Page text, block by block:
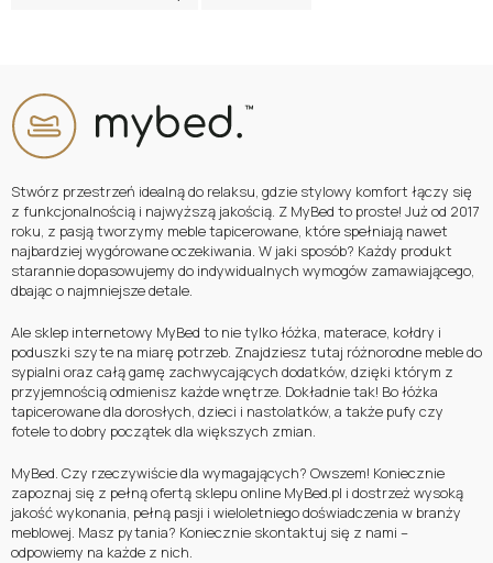
Stwórz przestrzeń idealną do relaksu, gdzie stylowy komfort łączy się
z funkcjonalnością i najwyższą jakością. Z MyBed to proste! Już od 2017
roku, z pasją tworzymy meble tapicerowane, które spełniają nawet
najbardziej wygórowane oczekiwania. W jaki sposób? Każdy produkt
starannie dopasowujemy do indywidualnych wymogów zamawiającego,
dbając o najmniejsze detale.
Ale sklep internetowy MyBed to nie tylko łóżka, materace, kołdry i
poduszki szyte na miarę potrzeb. Znajdziesz tutaj różnorodne meble do
sypialni oraz całą gamę zachwycających dodatków, dzięki którym z
przyjemnością odmienisz każde wnętrze. Dokładnie tak! Bo łóżka
tapicerowane dla dorosłych, dzieci i nastolatków, a także pufy czy
fotele to dobry początek dla większych zmian.
MyBed. Czy rzeczywiście dla wymagających? Owszem! Koniecznie
zapoznaj się z pełną ofertą sklepu online MyBed.pl i dostrzeż wysoką
jakość wykonania, pełną pasji i wieloletniego doświadczenia w branży
meblowej. Masz pytania? Koniecznie skontaktuj się z nami –
odpowiemy na każde z nich.